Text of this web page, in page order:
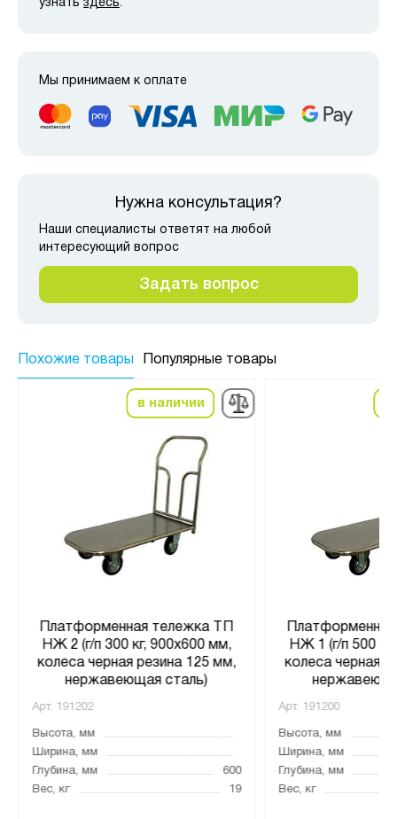
узнать здесь.
Мы принимаем к оплате
Нужна консультация?
Наши специалисты ответят на любой
интересующий вопрос
Задать вопрос
Похожие товары Популярные товары
в наличии
Платформенная тележка ТП
НЖ 2 (г/п 300 кг, 900x600 мм,
колеса черная резина 125 мм,
нержавеющая сталь)
Арт. 191202
Высота, мм
Ширина, мм
Глубина, мм
600
Вес, кг
19
НЖ 1 (г/п 500
колеса черная
Арт. 191200
Высота, мм
Ширина, мм
Глубина, мм
Вес, кг